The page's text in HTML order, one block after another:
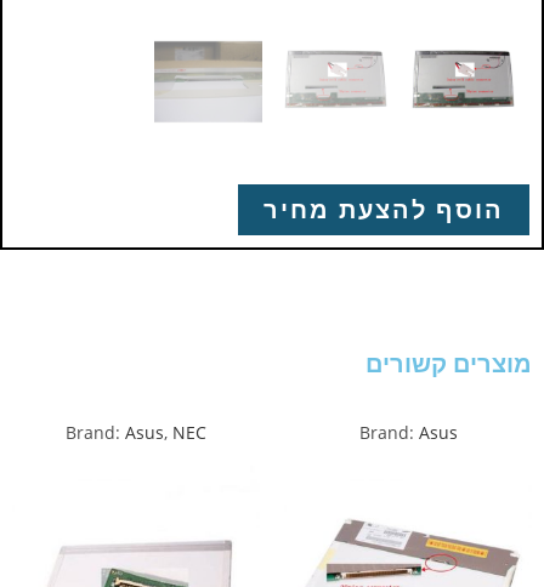
הוסף להצעת מחיר
מוצרים קשורים
Brand: Asus
Brand: Asus, NEC